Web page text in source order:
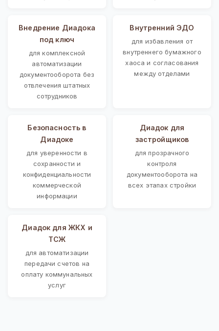
Внедрение Диадока
под ключ
для комплексной
автоматизации
документооборота без
отвлечения штатных
сотрудников
Внутренний ЭДО
для избавления от
внутреннего бумажного
хаоса и согласования
между отделами
Безопасность в
Диадоке
для уверенности в
сохранности и
конфиденциальности
коммерческой
информации
Диадок для
застройщиков
для прозрачного
контроля
документооборота на
всех этапах стройки
Диадок для ЖКХ и
ТСЖ
для автоматизации
передачи счетов на
оплату коммунальных
услуг